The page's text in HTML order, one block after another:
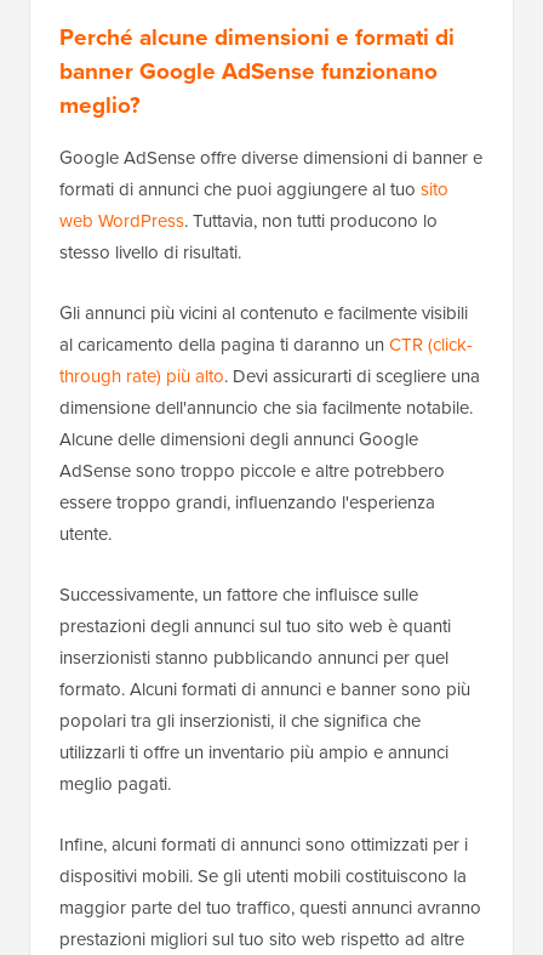
Perché alcune dimensioni e formati di
banner Google AdSense funzionano
meglio?
Google AdSense offre diverse dimensioni di banner e
formati di annunci che puoi aggiungere al tuo sito
web WordPress. Tuttavia, non tutti producono lo
stesso livello di risultati.
Gli annunci più vicini al contenuto e facilmente visibili
al caricamento della pagina ti daranno un CTR (click-
through rate) più alto. Devi assicurarti di scegliere una
dimensione dell'annuncio che sia facilmente notabile.
Alcune delle dimensioni degli annunci Google
AdSense sono troppo piccole e altre potrebbero
essere troppo grandi, influenzando l'esperienza
utente.
Successivamente, un fattore che influisce sulle
prestazioni degli annunci sul tuo sito web è quanti
inserzionisti stanno pubblicando annunci per quel
formato. Alcuni formati di annunci e banner sono più
popolari tra gli inserzionisti, il che significa che
utilizzarli ti offre un inventario più ampio e annunci
meglio pagati.
Infine, alcuni formati di annunci sono ottimizzati per i
dispositivi mobili. Se gli utenti mobili costituiscono la
maggior parte del tuo traffico, questi annunci avranno
prestazioni migliori sul tuo sito web rispetto ad altre